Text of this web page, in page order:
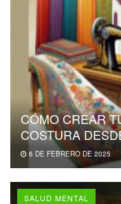
CÓMO CREAR
COSTURA
6 DE FEBRERO DE 2025
SALUD MENTAL